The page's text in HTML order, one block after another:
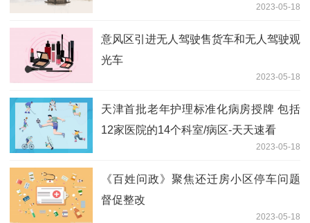
2023-05-18
意风区引进无人驾驶售货车和无人驾驶观
光车
2023-05-18
天津首批老年护理标准化病房授牌 包括
12家医院的14个科室/病区-天天速看
2023-05-18
《百姓问政》聚焦还迁房小区停车问题
督促整改
2023-05-18